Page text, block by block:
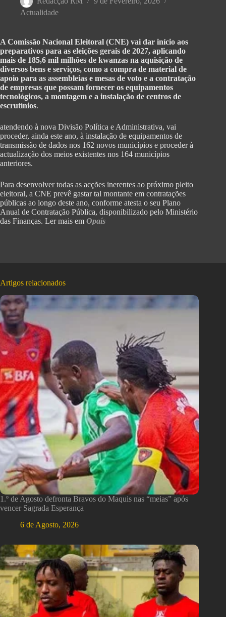
Actualidade
A Comissão Nacional Eleitoral (CNE) vai dar início aos
preparativos para as eleições gerais de 2027, aplicando
mais de 185,6 mil milhões de kwanzas na aquisição de
diversos bens e serviços, como a compra de material de
apoio para as assembleias e mesas de voto e a contratação
de empresas que possam fornecer os equipamentos
tecnológicos, a montagem e a instalação de centros de
escrutínios.
atendendo à nova Divisão Política e Administrativa, vai
proceder, ainda este ano, à instalação de equipamentos de
transmissão de dados nos 162 novos municípios e proceder à
actualização dos meios existentes nos 164 municípios
anteriores.
Para desenvolver todas as acções inerentes ao próximo pleito
eleitoral, a CNE prevê gastar tal montante em contratações
públicas ao longo deste ano, conforme atesta o seu Plano
Anual de Contratação Pública, disponibilizado pelo Ministério
das Finanças. Ler mais em Opaís
Artigos relacionados
1.º de Agosto defronta Bravos do Maquis nas “meias” após
vencer Sagrada Esperança
6 de Agosto, 2026